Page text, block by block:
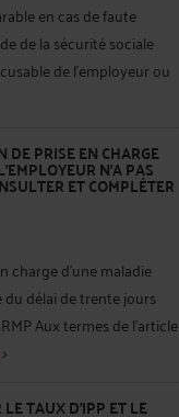
en cas de faute
de la sécurité sociale
de l’employeur ou
DE PRISE EN CHARGE
N’A PAS
ET COMPLÉTER
charge d’une maladie
du délai de trente jours
Aux termes de l’article
TAUX D’IPP ET LE